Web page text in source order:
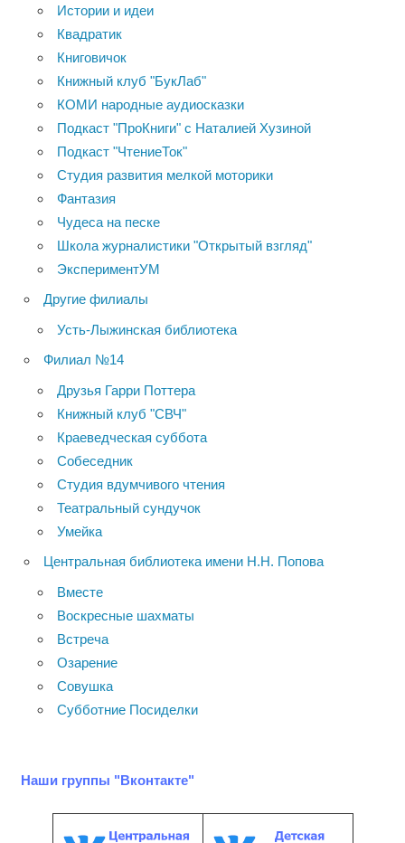
Истории и идеи
Квадратик
Книговичок
Книжный клуб "БукЛаб"
КОМИ народные аудиосказки
Подкаст "ПроКниги" с Наталией Хузиной
Подкаст "ЧтениеТок"
Студия развития мелкой моторики
Фантазия
Чудеса на песке
Школа журналистики "Открытый взгляд"
ЭкспериментУМ
Другие филиалы
Усть-Лыжинская библиотека
Филиал №14
Друзья Гарри Поттера
Книжный клуб "СВЧ"
Краеведческая суббота
Собеседник
Студия вдумчивого чтения
Театральный сундучок
Умейка
Центральная библиотека имени Н.Н. Попова
Вместе
Воскресные шахматы
Встреча
Озарение
Совушка
Субботние Посиделки
Наши группы "Вконтакте"